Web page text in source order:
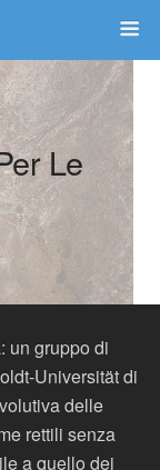
Le
un gruppo di
Universität di
delle
rettili senza
a quello dei